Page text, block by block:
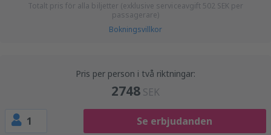
Totalt pris för alla biljetter (exklusive serviceavgift 502 SEK per
passagerare)
Bokningsvillkor
Pris per person i två riktningar:
2748 SEK
1 Se erbjudanden